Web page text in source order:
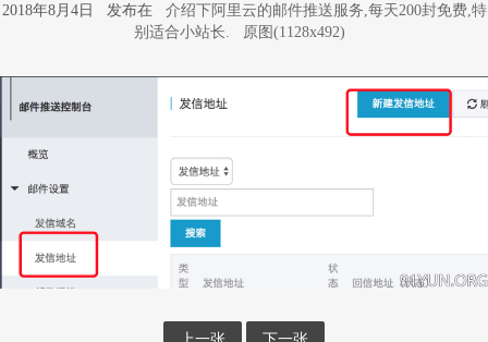
2018年8月4日 发布在 介绍下阿里云的邮件推送服务,每天200封免费,特
别适合小站长.
原图(1128x492)